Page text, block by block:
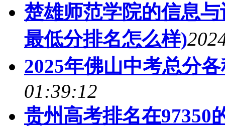
楚雄师范学院的信息
最低分排名怎么样)
2025年佛山中考总分
01:39:12
贵州高考排名在97350